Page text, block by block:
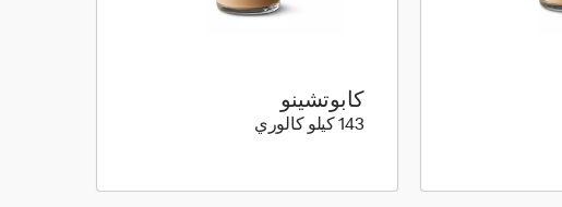
كابوتشينو
143 كيلو كالوري